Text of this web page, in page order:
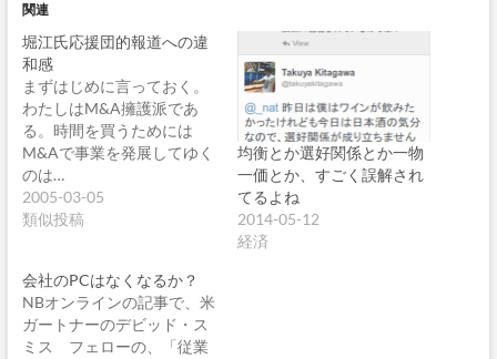
関連
堀江氏応援団的報道への違
和感
まずはじめに言っておく。
わたしはM&A擁護派であ
る。時間を買うためには
M&Aで事業を発展してゆく
のは…
2005-03-05
類似投稿
均衡とか選好関係とか一物
一価とか、すごく誤解され
てるよね
2014-05-12
経済
会社のPCはなくなるか？
NBオンラインの記事で、米
ガートナーのデビッド・ス
ミス フェローの、「従業